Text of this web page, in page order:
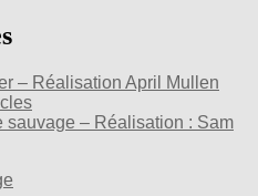
– Réalisation April Mullen
sauvage – Réalisation : Sam